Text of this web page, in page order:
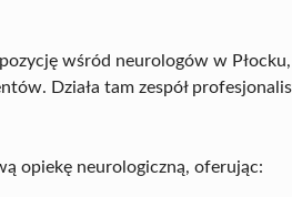
wśród neurologów w
Działa tam zespół
opiekę neurologiczną, oferując: